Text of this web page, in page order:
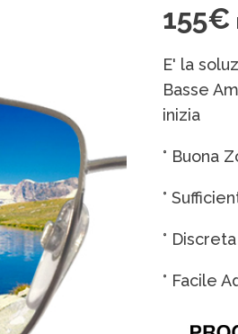
155€
E' la
Basse
inizia
° Buona
°
°
° Facile